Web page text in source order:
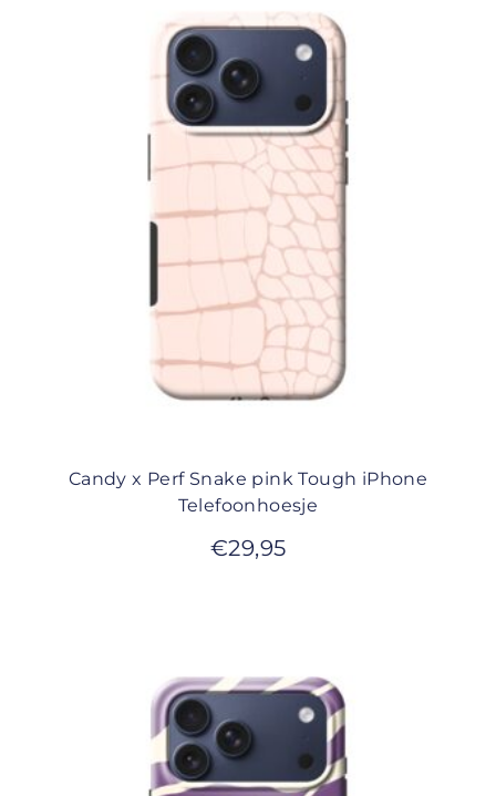
Candy x Perf Snake pink Tough iPhone
Telefoonhoesje
€29,95